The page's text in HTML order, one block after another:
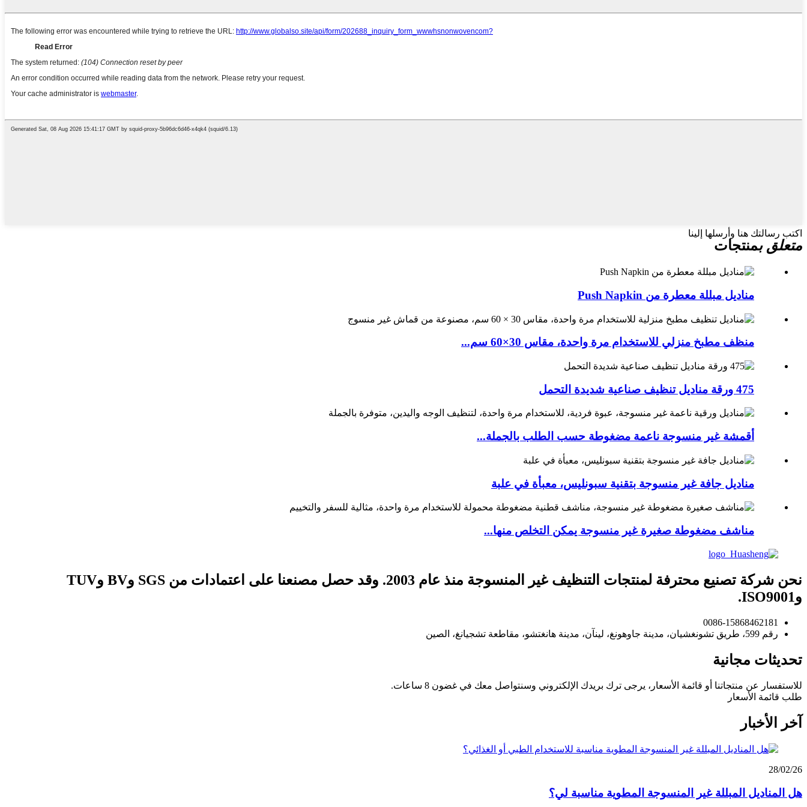
اكتب رسالتك هنا وأرسلها إلينا
متعلق بمنتجات
مناديل مبللة معطرة من Push Napkin
منظف ​​مطبخ منزلي للاستخدام مرة واحدة، مقاس 30×60 سم...
475 ورقة مناديل تنظيف صناعية شديدة التحمل
أقمشة غير منسوجة ناعمة مضغوطة حسب الطلب بالجملة...
مناديل جافة غير منسوجة بتقنية سبونليس، معبأة في علبة
مناشف مضغوطة صغيرة غير منسوجة يمكن التخلص منها...
نحن شركة تصنيع محترفة لمنتجات التنظيف غير المنسوجة منذ عام 2003. وقد حصل مصنعنا على اعتمادات من SGS وBV وTUV
وISO9001.
0086-15868462181
رقم 599، طريق تشونغشيان، مدينة جاوهونغ، لينآن، مدينة هانغتشو، مقاطعة تشجيانغ، الصين
تحديثات مجانية
للاستفسار عن منتجاتنا أو قائمة الأسعار، يرجى ترك بريدك الإلكتروني وسنتواصل معك في غضون 8 ساعات.
طلب قائمة الأسعار
آخر الأخبار
28/02/26
هل المناديل المبللة غير المنسوجة المطوية مناسبة لي؟